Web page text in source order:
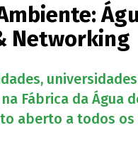
Networking
Fábrica da
aberto a todos os